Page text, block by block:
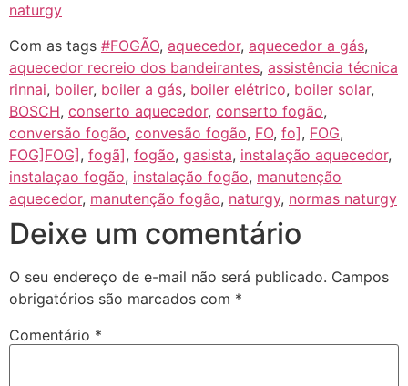
naturgy
Com as tags #FOGÃO, aquecedor, aquecedor a gás,
aquecedor recreio dos bandeirantes, assistência técnica
rinnai, boiler, boiler a gás, boiler elétrico, boiler solar,
BOSCH, conserto aquecedor, conserto fogão,
conversão fogão, convesão fogão, FO, fo], FOG,
FOG]FOG], fogã], fogão, gasista, instalação aquecedor,
instalaçao fogão, instalação fogão, manutenção
aquecedor, manutenção fogão, naturgy, normas naturgy
Deixe um comentário
O seu endereço de e-mail não será publicado. Campos
obrigatórios são marcados com *
Comentário *